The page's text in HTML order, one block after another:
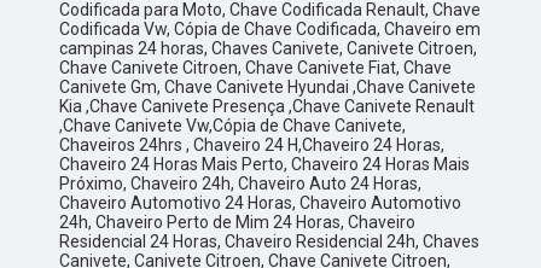
Codificada para Moto, Chave Codificada Renault, Chave
Codificada Vw, Cópia de Chave Codificada, Chaveiro em
campinas 24 horas, Chaves Canivete, Canivete Citroen,
Chave Canivete Citroen, Chave Canivete Fiat, Chave
Canivete Gm, Chave Canivete Hyundai ,Chave Canivete
Kia ,Chave Canivete Presença ,Chave Canivete Renault
,Chave Canivete Vw,Cópia de Chave Canivete,
Chaveiros 24hrs , Chaveiro 24 H,Chaveiro 24 Horas,
Chaveiro 24 Horas Mais Perto, Chaveiro 24 Horas Mais
Próximo, Chaveiro 24h, Chaveiro Auto 24 Horas,
Chaveiro Automotivo 24 Horas, Chaveiro Automotivo
24h, Chaveiro Perto de Mim 24 Horas, Chaveiro
Residencial 24 Horas, Chaveiro Residencial 24h, Chaves
Canivete, Canivete Citroen, Chave Canivete Citroen,